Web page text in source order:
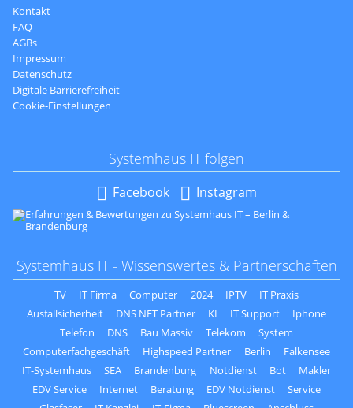
Navigation
überspringen
Kontakt
FAQ
AGBs
Impressum
Datenschutz
Digitale Barrierefreiheit
Cookie-Einstellungen
Systemhaus IT folgen
überspringen
Facebook Instagram
Systemhaus IT - Wissenswertes & Partnerschaften
TV IT Firma Computer 2024 IPTV
IT Praxis
Ausfallsicherheit
DNS NET Partner KI IT Support
Iphone
Telefon
DNS Bau Massiv Telekom
System
Computerfachgeschäft
Highspeed Partner Berlin
Falkensee
IT-Systemhaus
SEA Brandenburg Notdienst Bot
Makler
EDV Service
Internet Beratung EDV Notdienst
Service